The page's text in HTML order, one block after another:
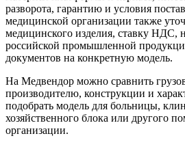
разворота, гарантию и условия
медицинской организации также
медицинского изделия, ставку НДС,
российской промышленной
документов на конкретную модель.
На Медвендор можно сравнить
производителю, конструкции и
подобрать модель для больницы,
хозяйственного блока или другого
организации.